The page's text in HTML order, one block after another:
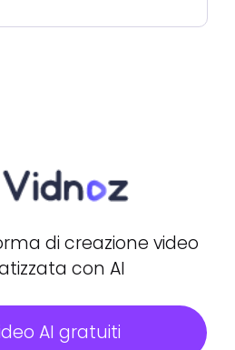
di creazione video
con AI
AI gratuiti